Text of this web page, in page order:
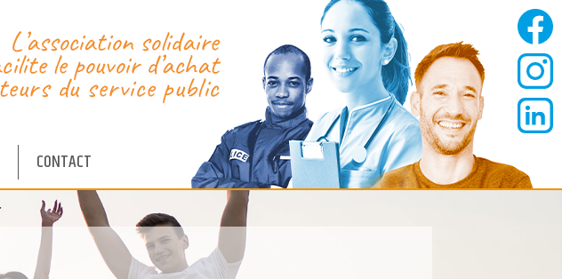
CONTACT